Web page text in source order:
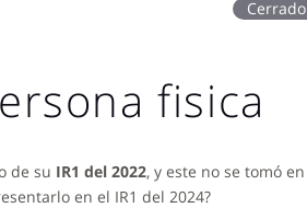
Cerrado
fisica
de su IR1 del 2022, y este no se tomó en
en el IR1 del 2024?